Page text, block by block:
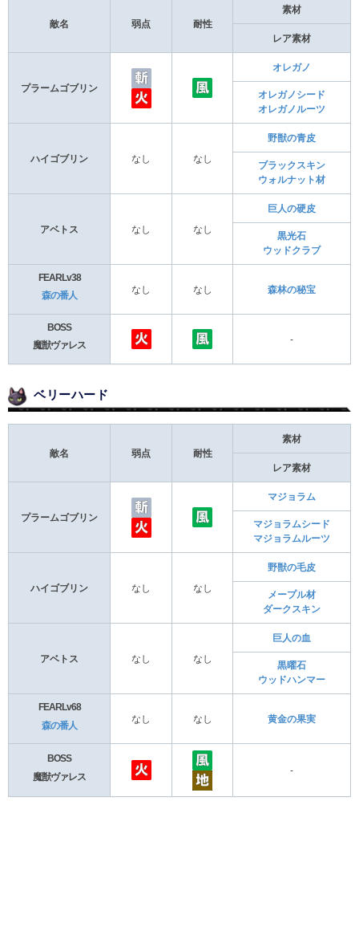
敵名 弱点 耐性
素材
レア素材
プラームゴブリン
オレガノ
オレガノシード
オレガノルーツ
ハイゴブリン なし なし
野獣の青皮
ブラックスキン
ウォルナット材
アベトス なし なし
巨人の硬皮
黒光石
ウッドクラブ
FEARLv38
森の番人
なし なし 森林の秘宝
BOSS
魔獣ヴァレス
-
ベリーハード
敵名 弱点 耐性
素材
レア素材
プラームゴブリン
マジョラム
マジョラムシード
マジョラムルーツ
ハイゴブリン なし なし
野獣の毛皮
メープル材
ダークスキン
アベトス なし なし
巨人の血
黒曜石
ウッドハンマー
FEARLv68
森の番人
なし なし 黄金の果実
BOSS
魔獣ヴァレス
-